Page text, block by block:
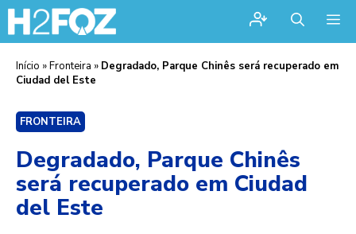
Início »Fronteira » Degradado, Parque Chinês será recuperado em
Ciudad del Este
FRONTEIRA
Degradado, Parque Chinês
será recuperado em Ciudad
del Este